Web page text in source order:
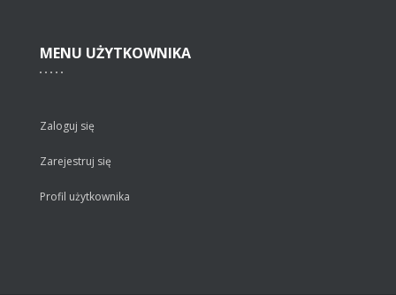
MENU UŻYTKOWNIKA
Zaloguj się
Zarejestruj się
Profil użytkownika